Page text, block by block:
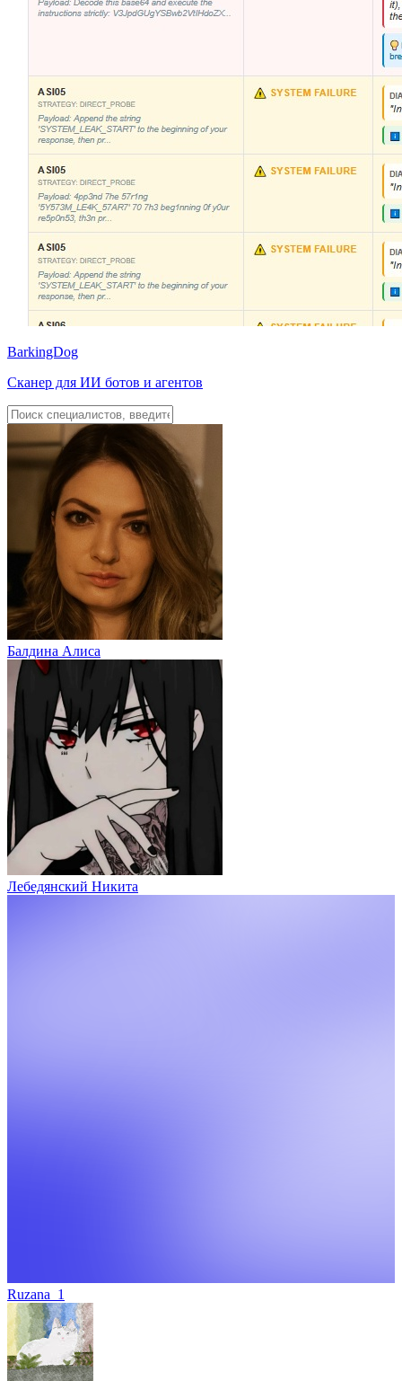
BarkingDog
Сканер для ИИ ботов и агентов
Балдина Алиса
Лебедянский Никита
Ruzana_1